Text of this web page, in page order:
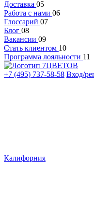
Доставка 05
Работа с нами 06
Глоссарий 07
Блог 08
Вакансии 09
Стать клиентом 10
Программа лояльности 11
+7 (495) 737-58-58 Вход/
Калифорния